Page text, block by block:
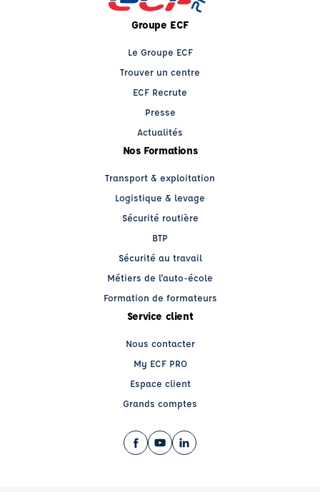
Groupe ECF
Le Groupe ECF
Trouver un centre
ECF Recrute
Presse
Actualités
Nos Formations
Transport & exploitation
Logistique & levage
Sécurité routière
BTP
Sécurité au travail
Métiers de l'auto-école
Formation de formateurs
Service client
Nous contacter
My ECF PRO
Espace client
Grands comptes
Facebook (nouvelle fenêtre)
YouTube (nouvelle fenêtre)
LinkedIn (nouvelle fenêtre)